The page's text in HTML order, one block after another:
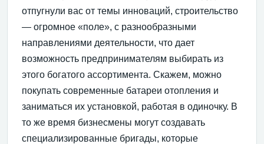
отпугнули вас от темы инноваций, строительство
— огромное «поле», с разнообразными
направлениями деятельности, что дает
возможность предпринимателям выбирать из
этого богатого ассортимента. Скажем, можно
покупать современные батареи отопления и
заниматься их установкой, работая в одиночку. В
то же время бизнесмены могут создавать
специализированные бригады, которые